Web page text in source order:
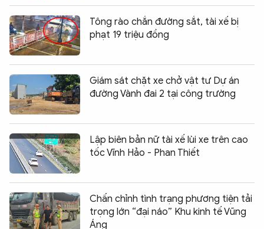
Tông rào chắn đường sắt, tài xế bị
phạt 19 triệu đồng
Giám sát chặt xe chở vật tư Dự án
đường Vành đai 2 tại công trường
Lập biên bản nữ tài xế lùi xe trên cao
tốc Vĩnh Hảo - Phan Thiết
Chấn chỉnh tình trạng phương tiện tải
trọng lớn “đại náo” Khu kinh tế Vũng
Áng